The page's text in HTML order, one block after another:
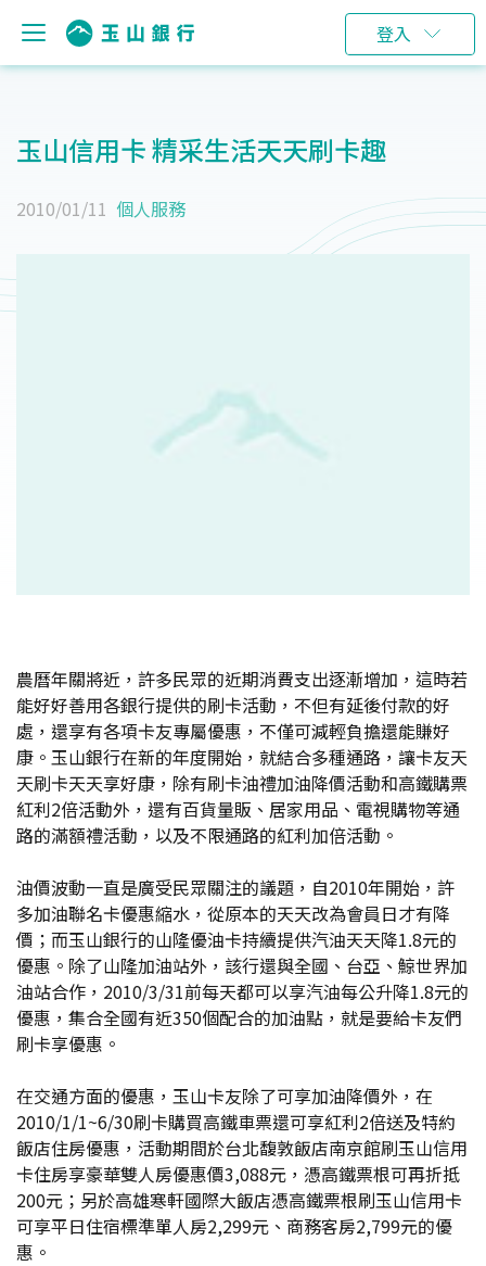
登入
玉山信用卡 精采生活天天刷卡趣
2010/01/11 個人服務
農曆年關將近，許多民眾的近期消費支出逐漸增加，這時若
能好好善用各銀行提供的刷卡活動，不但有延後付款的好
處，還享有各項卡友專屬優惠，不僅可減輕負擔還能賺好
康。玉山銀行在新的年度開始，就結合多種通路，讓卡友天
天刷卡天天享好康，除有刷卡油禮加油降價活動和高鐵購票
紅利2倍活動外，還有百貨量販、居家用品、電視購物等通
路的滿額禮活動，以及不限通路的紅利加倍活動。
油價波動一直是廣受民眾關注的議題，自2010年開始，許
多加油聯名卡優惠縮水，從原本的天天改為會員日才有降
價；而玉山銀行的山隆優油卡持續提供汽油天天降1.8元的
優惠。除了山隆加油站外，該行還與全國、台亞、鯨世界加
油站合作，2010/3/31前每天都可以享汽油每公升降1.8元的
優惠，集合全國有近350個配合的加油點，就是要給卡友們
刷卡享優惠。
在交通方面的優惠，玉山卡友除了可享加油降價外，在
2010/1/1~6/30刷卡購買高鐵車票還可享紅利2倍送及特約
飯店住房優惠，活動期間於台北馥敦飯店南京館刷玉山信用
卡住房享豪華雙人房優惠價3,088元，憑高鐵票根可再折抵
200元；另於高雄寒軒國際大飯店憑高鐵票根刷玉山信用卡
可享平日住宿標準單人房2,299元、商務客房2,799元的優
惠。